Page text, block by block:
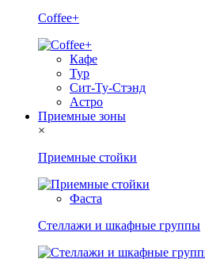
Coffee+
Кафе
Тур
Сит-Ту-Стэнд
Астро
Приемные зоны
×
Приемные стойки
Фаста
Стеллажи и шкафные группы